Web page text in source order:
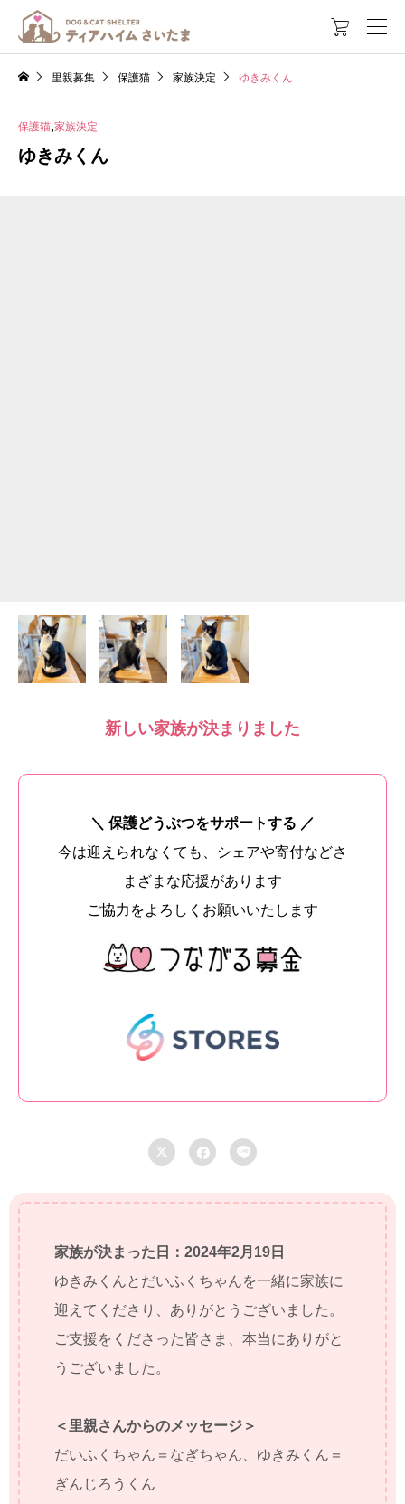

里親募集 保護猫 家族決定 ゆきみくん
保護猫,家族決定
ゆきみくん
新しい家族が決まりました
＼ 保護どうぶつをサポートする ／
今は迎えられなくても、シェアや寄付などさ
まざまな応援があります
ご協力をよろしくお願いいたします
  
家族が決まった日：2024年2月19日
ゆきみくんとだいふくちゃんを一緒に家族に
迎えてくださり、ありがとうございました。
ご支援をくださった皆さま、本当にありがと
うございました。
＜里親さんからのメッセージ＞
だいふくちゃん＝なぎちゃん、ゆきみくん＝
ぎんじろうくん